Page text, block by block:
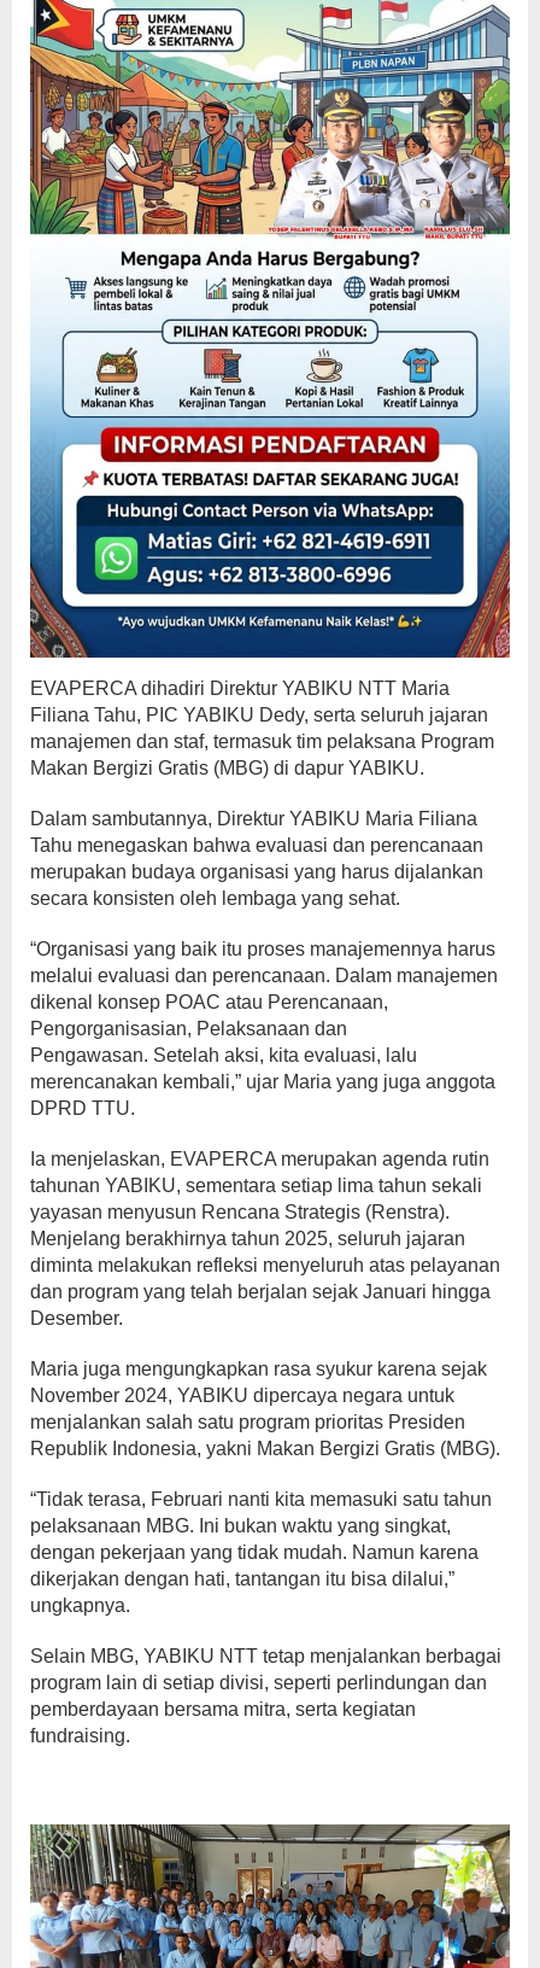
EVAPERCA dihadiri Direktur YABIKU NTT Maria
Filiana Tahu, PIC YABIKU Dedy, serta seluruh jajaran
manajemen dan staf, termasuk tim pelaksana Program
Makan Bergizi Gratis (MBG) di dapur YABIKU.
Dalam sambutannya, Direktur YABIKU Maria Filiana
Tahu menegaskan bahwa evaluasi dan perencanaan
merupakan budaya organisasi yang harus dijalankan
secara konsisten oleh lembaga yang sehat.
“Organisasi yang baik itu proses manajemennya harus
melalui evaluasi dan perencanaan. Dalam manajemen
dikenal konsep POAC atau Perencanaan,
Pengorganisasian, Pelaksanaan dan
Pengawasan. Setelah aksi, kita evaluasi, lalu
merencanakan kembali,” ujar Maria yang juga anggota
DPRD TTU.
Ia menjelaskan, EVAPERCA merupakan agenda rutin
tahunan YABIKU, sementara setiap lima tahun sekali
yayasan menyusun Rencana Strategis (Renstra).
Menjelang berakhirnya tahun 2025, seluruh jajaran
diminta melakukan refleksi menyeluruh atas pelayanan
dan program yang telah berjalan sejak Januari hingga
Desember.
Maria juga mengungkapkan rasa syukur karena sejak
November 2024, YABIKU dipercaya negara untuk
menjalankan salah satu program prioritas Presiden
Republik Indonesia, yakni Makan Bergizi Gratis (MBG).
“Tidak terasa, Februari nanti kita memasuki satu tahun
pelaksanaan MBG. Ini bukan waktu yang singkat,
dengan pekerjaan yang tidak mudah. Namun karena
dikerjakan dengan hati, tantangan itu bisa dilalui,”
ungkapnya.
Selain MBG, YABIKU NTT tetap menjalankan berbagai
program lain di setiap divisi, seperti perlindungan dan
pemberdayaan bersama mitra, serta kegiatan
fundraising.